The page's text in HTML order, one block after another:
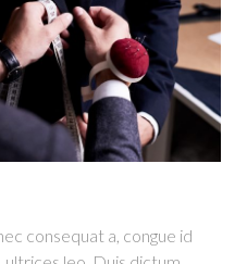
consequat a, congue id